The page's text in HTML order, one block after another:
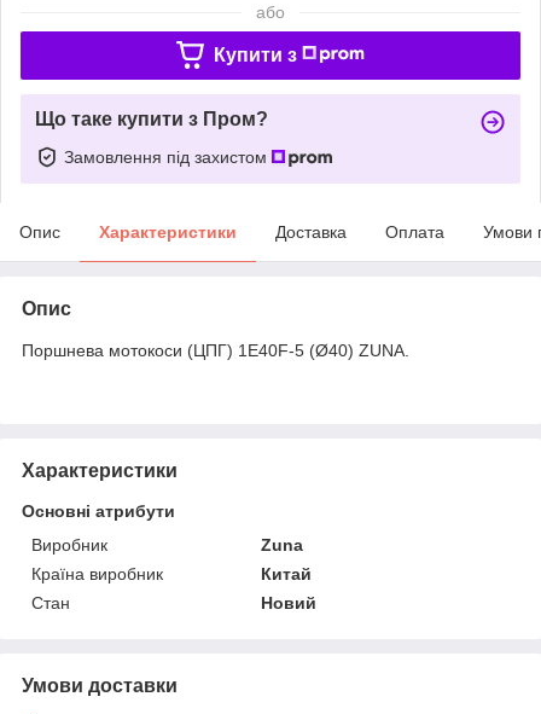
або
Купити з
Що таке купити з Пром?
Замовлення під захистом
Опис Характеристики Доставка Оплата Умови
Опис
Поршнева мотокоси (ЦПГ) 1E40F-5 (Ø40) ZUNA.
Характеристики
Основні атрибути
Виробник
Zuna
Країна виробник
Китай
Стан
Новий
Умови доставки